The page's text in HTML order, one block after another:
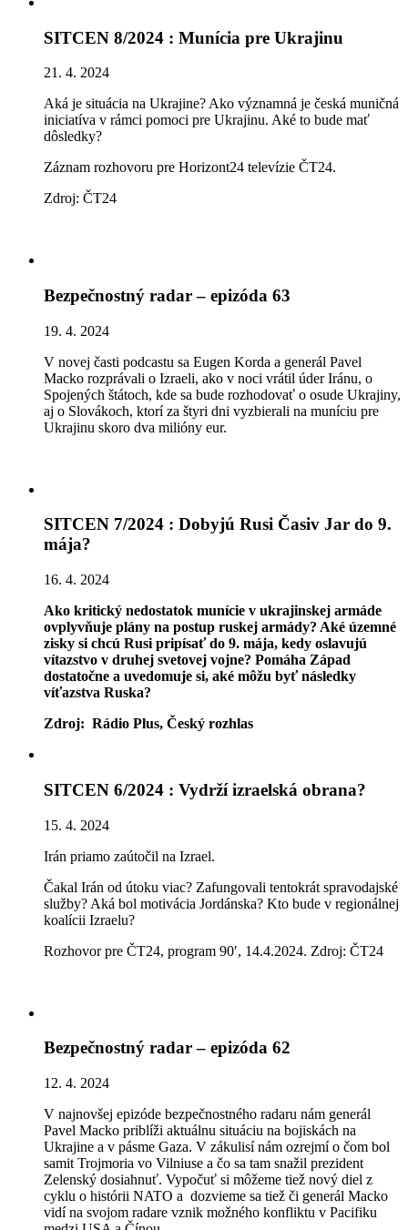
SITCEN 8/2024 : Munícia pre Ukrajinu
21. 4. 2024
Aká je situácia na Ukrajine? Ako významná je česká muničná
iniciatíva v rámci pomoci pre Ukrajinu. Aké to bude mať
dôsledky?
Záznam rozhovoru pre Horizont24 televízie ČT24.
Zdroj: ČT24
Bezpečnostný radar – epizóda 63
19. 4. 2024
V novej časti podcastu sa Eugen Korda a generál Pavel
Macko rozprávali o Izraeli, ako v noci vrátil úder Iránu, o
Spojených štátoch, kde sa bude rozhodovať o osude Ukrajiny,
aj o Slovákoch, ktorí za štyri dni vyzbierali na muníciu pre
Ukrajinu skoro dva milióny eur.
SITCEN 7/2024 : Dobyjú Rusi Časiv Jar do 9.
mája?
16. 4. 2024
Ako kritický nedostatok munície v ukrajinskej armáde
ovplyvňuje plány na postup ruskej armády? Aké územné
zisky si chcú Rusi pripísať do 9. mája, kedy oslavujú
vítazstvo v druhej svetovej vojne? Pomáha Západ
dostatočne a uvedomuje si, aké môžu byť následky
víťazstva Ruska?
Zdroj: Rádio Plus, Český rozhlas
SITCEN 6/2024 : Vydrží izraelská obrana?
15. 4. 2024
Irán priamo zaútočil na Izrael.
Čakal Irán od útoku viac? Zafungovali tentokrát spravodajské
služby? Aká bol motivácia Jordánska? Kto bude v regionálnej
koalícii Izraelu?
Rozhovor pre ČT24, program 90′, 14.4.2024. Zdroj: ČT24
Bezpečnostný radar – epizóda 62
12. 4. 2024
V najnovšej epizóde bezpečnostného radaru nám generál
Pavel Macko priblíži aktuálnu situáciu na bojiskách na
Ukrajine a v pásme Gaza. V zákulisí nám ozrejmí o čom bol
samit Trojmoria vo Vilniuse a čo sa tam snažil prezident
Zelenský dosiahnuť. Vypočuť si môžeme tiež nový diel z
cyklu o histórii NATO a dozvieme sa tiež či generál Macko
vidí na svojom radare vznik možného konfliktu v Pacifiku